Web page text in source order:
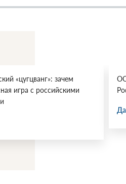
«цугцванг»: зачем
игра с российскими